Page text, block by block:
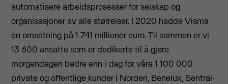
automatisere arbeidsprosesser for selskap og
organisasjoner av alle størrelser. I 2020 hadde Visma
en omsetning på 1 741 millioner euro. Til sammen er vi
13 600 ansatte som er dedikerte til å gjøre
morgendagen bedre enn i dag for våre 1 100 000
private og offentlige kunder i Norden, Benelux, Sentral-